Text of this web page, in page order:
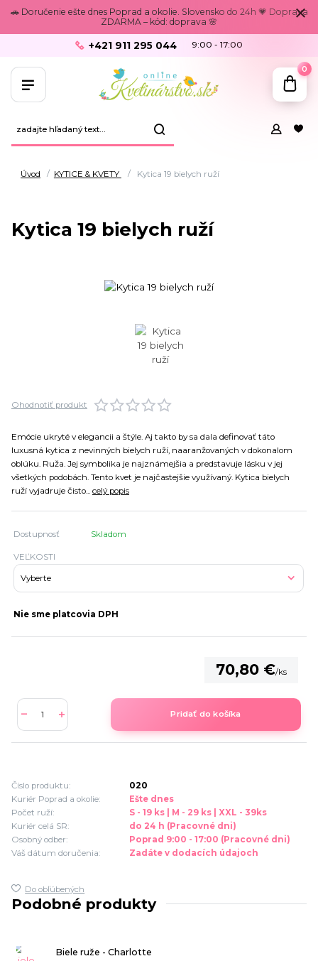
🚗 Doručenie ešte dnes Poprad a okolie. Slovensko do 24h 💗 Doprava
ZDARMA – kód: doprava 🌸
+421 911 295 044 9:00 - 17:00
0
Úvod KYTICE & KVETY Kytica 19 bielych ruží
Kytica 19 bielych ruží
Ohodnotiť produkt
Emócie ukryté v elegancii a štýle. Aj takto by sa dala definovať táto
luxusná kytica z nevinných bielych ruží, naaranžovaných v dokonalom
oblúku. Ruža. Jej symbolika je najznámejšia a predstavuje lásku v jej
všetkých podobách. Tento kvet je najčastejšie využívaný. Kytica bielych
ruží vyjadruje čisto... celý popis
Dostupnosť Skladom
VEĽKOSTI
Nie sme platcovia DPH
70,80 €/ks
Pridať do košíka
Číslo produktu:
020
Kuriér Poprad a okolie:
Ešte dnes
Počet ruží:
S - 19 ks | M - 29 ks | XXL - 39ks
Kuriér celá SR:
do 24 h (Pracovné dni)
Osobný odber:
Poprad 9:00 - 17:00 (Pracovné dni)
Váš dátum doručenia:
Zadáte v dodacích údajoch
Do obľúbených
Podobné produkty
Biele ruže - Charlotte